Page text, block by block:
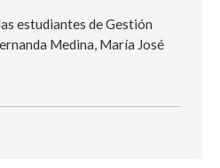
estudiantes de Gestión
Medina, María José